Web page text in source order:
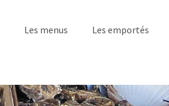
Les menus Les emportés